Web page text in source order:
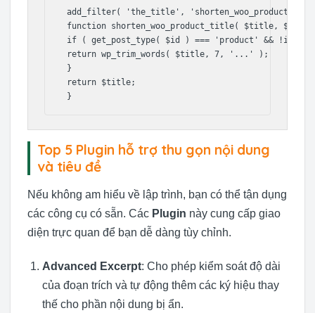
add_filter( 'the_title',
function shorten_woo_product_title( $title, $id )
if ( get_post_type( $id ) === 'product' &&
return wp_trim_words( $title, 7, '...' );
}
return $title;
}
Top 5 Plugin hỗ trợ thu gọn nội dung
và tiêu đề
Nếu không am hiểu về lập trình, bạn có thể tận dụng
các công cụ có sẵn. Các Plugin này cung cấp giao
diện trực quan để bạn dễ dàng tùy chỉnh.
Advanced Excerpt: Cho phép kiểm soát độ dài
của đoạn trích và tự động thêm các ký hiệu thay
thế cho phần nội dung bị ẩn.